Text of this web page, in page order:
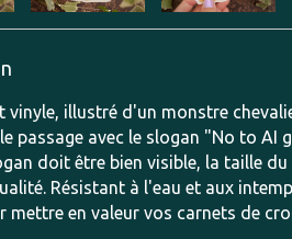
illustré d'un monstre
passage avec le slogan "No to AI
doit être bien visible, la taille
Résistant à l'eau et aux
mettre en valeur vos carnets de